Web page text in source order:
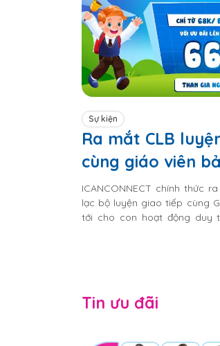
Sự kiện
Ra mắt CLB
cùng giáo viên
CLUB
ICANCONNECT chính thức
lạc bộ luyện giao tiếp cùng
tới cho con hoạt động duy
Tin ưu đãi